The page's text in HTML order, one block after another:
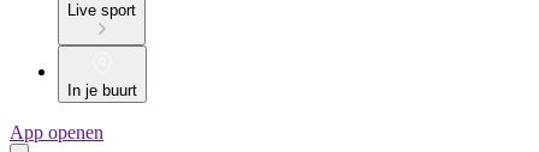
Live sport
In je buurt
App openen